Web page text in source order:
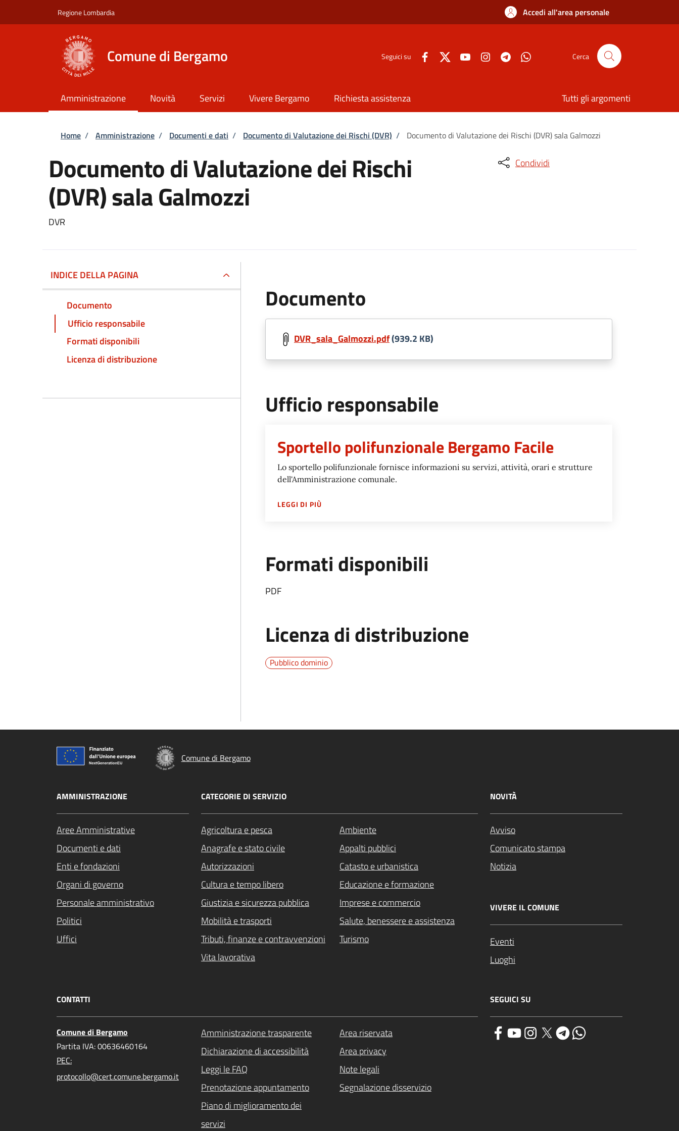
Regione Lombardia Accedi all'area personale
Comune di Bergamo Seguici su Cerca
Amministrazione Novità Servizi Vivere Bergamo Richiesta assistenza Tutti gli argomenti
Briciole di pane
Home / Amministrazione / Documenti e dati / Documento di Valutazione dei Rischi (DVR) / Documento di Valutazione dei Rischi (DVR) sala Galmozzi
Documento di Valutazione dei Rischi
(DVR) sala Galmozzi
DVR
Condividi
INDICE DELLA PAGINA
Documento
Ufficio responsabile
Formati disponibili
Licenza di distribuzione
Documento
DVR_sala_Galmozzi.pdf(939.2 KB)
Ufficio responsabile
Sportello polifunzionale Bergamo Facile
Lo sportello polifunzionale fornisce informazioni su servizi, attività, orari e strutture
dell'Amministrazione comunale.
LEGGI DI PIÙSU
Formati disponibili
PDF
Licenza di distribuzione
Pubblico dominio
Comune di Bergamo
AMMINISTRAZIONE
Aree Amministrative
Documenti e dati
Enti e fondazioni
Organi di governo
Personale amministrativo
Politici
Uffici
CATEGORIE DI SERVIZIO
Agricoltura e pesca
Ambiente
Anagrafe e stato civile
Appalti pubblici
Autorizzazioni
Catasto e urbanistica
Cultura e tempo libero
Educazione e formazione
Giustizia e sicurezza pubblica
Imprese e commercio
Mobilità e trasporti
Salute, benessere e assistenza
Tributi, finanze e contravvenzioni
Turismo
Vita lavorativa
NOVITÀ
Avviso
Comunicato stampa
Notizia
VIVERE IL COMUNE
Eventi
Luoghi
CONTATTI
Comune di Bergamo
Partita IVA: 00636460164
PEC:
protocollo@cert.comune.bergamo.it
Amministrazione trasparente
Area riservata
Dichiarazione di accessibilità
Area privacy
Leggi le FAQ
Note legali
Prenotazione appuntamento
Segnalazione disservizio
Piano di miglioramento dei
servizi
SEGUICI SU